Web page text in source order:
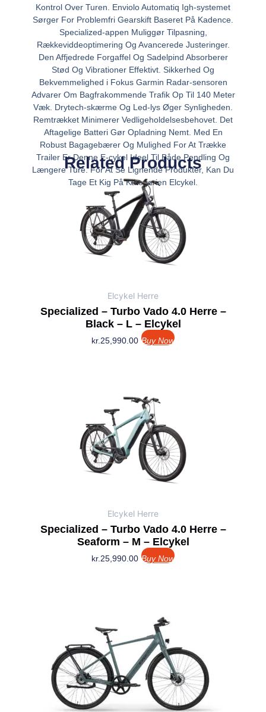
Kontrol Over Turen. Enviolo Automatiq Igh-systemet
Sørger For Problemfri Gearskift Baseret På Kadence.
Specialized-appen Muliggør Tilpasning,
Rækkeviddeoptimering Og Avancerede Justeringer.
Den Affjedrede Forgaffel Og Sadelpind Absorberer
Stød Og Vibrationer Effektivt. Sikkerhed Og
Bekvemmelighed i Fokus Garmin Radar-sensoren
Advarer Om Bagfrakommende Trafik Op Til 140 Meter
Væk. Drytech-skærme Og Led-lys Øger Synligheden.
Remtrækket Minimerer Vedligeholdelsesbehovet. Det
Aftagelige Batteri Gør Opladning Nemt. Med En
Robust Bagagebærer Og Mulighed For At Trække
Trailer Er Denne E-cykel Ideel Til Både Pendling Og
Længere Ture. For At Se Lignende Produkter, Kan Du
Tage Et Kig På Kategorien Elcykel.
Related Products
Elcykel Herre
Specialized – Turbo Vado 4.0 Herre –
Black – L – Elcykel
kr. 25,990.00 Buy Now
Elcykel Herre
Specialized – Turbo Vado 4.0 Herre –
Seaform – M – Elcykel
kr. 25,990.00 Buy Now